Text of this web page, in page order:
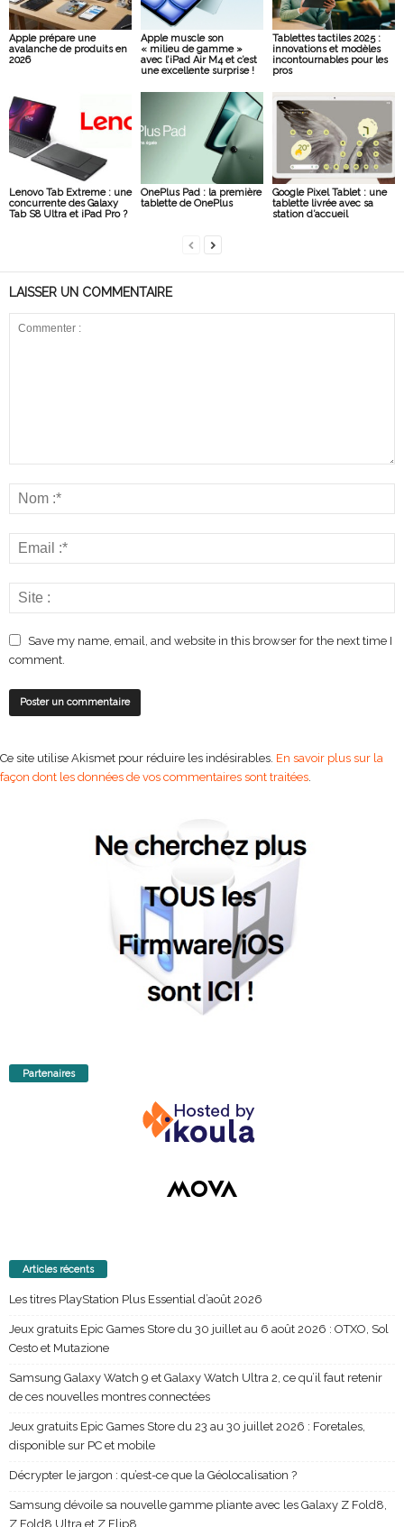
Apple prépare une
avalanche de produits en
2026
Apple muscle son
« milieu de gamme »
avec l’iPad Air M4 et c’est
une excellente surprise !
Tablettes tactiles 2025 :
innovations et modèles
incontournables pour les
pros
Lenovo Tab Extreme : une
concurrente des Galaxy
Tab S8 Ultra et iPad Pro ?
OnePlus Pad : la première
tablette de OnePlus
Google Pixel Tablet : une
tablette livrée avec sa
station d’accueil
LAISSER UN COMMENTAIRE
Save my name, email, and website in this browser for the next time I
comment.
Ce site utilise Akismet pour réduire les indésirables. En savoir plus sur la
façon dont les données de vos commentaires sont traitées
Partenaires
Articles récents
Les titres PlayStation Plus Essential d’août 2026
Jeux gratuits Epic Games Store du 30 juillet au 6 août 2026 : OTXO, Sol
Cesto et Mutazione
Samsung Galaxy Watch 9 et Galaxy Watch Ultra 2, ce qu’il faut retenir
de ces nouvelles montres connectées
Jeux gratuits Epic Games Store du 23 au 30 juillet 2026 : Foretales,
disponible sur PC et mobile
Décrypter le jargon : qu’est-ce que la Géolocalisation ?
Samsung dévoile sa nouvelle gamme pliante avec les Galaxy Z Fold8,
Z Fold8 Ultra et Z Flip8